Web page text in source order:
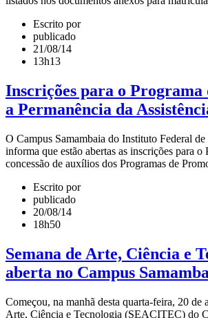
Escrito por
publicado
21/08/14
13h13
Inscrições para o Programa
a Permanência da
O Campus Samambaia do Instituto Federal
informa que estão abertas as inscrições para o
concessão de auxílios dos Programas de
Escrito por
publicado
20/08/14
18h50
Semana de Arte, Ciência e
aberta no Campus
Começou, na manhã desta quarta-feira, 20 de
Arte, Ciência e Tecnologia (SEACITEC) do